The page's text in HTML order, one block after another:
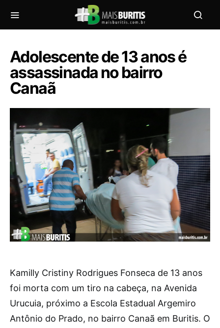
Adolescente de 13 anos é
assassinada no bairro
Canaã
Kamilly Cristiny Rodrigues Fonseca de 13 anos
foi morta com um tiro na cabeça, na Avenida
Urucuia, próximo a Escola Estadual Argemiro
Antônio do Prado, no bairro Canaã em Buritis. O